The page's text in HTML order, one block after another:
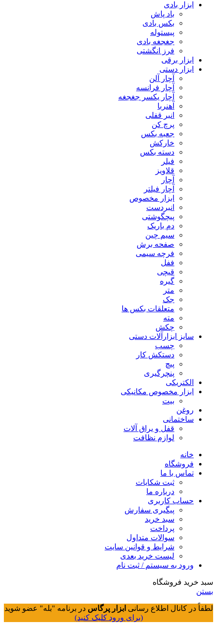
ابزار بادی
باد پاش
بکس بادی
پیستوله
جغجغه بادی
فرز انگشتی
ابزار برقی
ابزار دستی
آچار آلن
آچار فرانسه
آچار یکسر جغجغه
آهنربا
انبر قفلی
پرچ کن
جعبه بکس
خارکش
دسته بکس
فیلر
قلاویز
آچار
آچار فیلتر
ابزار مخصوص
انبردست
پیچگوشتی
دم باریک
سیم چین
صفحه برش
فرچه سیمی
ففل
قیچی
گیره
متر
جک
متعلقات بکس ها
مته
چکش
سایز ابزارآلات دستی
چسب
دستکش کار
پیچ
پنچرگیری
الکتریکی
ابزار مخصوص مکانیکی
بیت
روغن
ساختمانی
قفل و یراق آلات
لوازم نظافت
خانه
فروشگاه
تماس با ما
ثبت شکایات
درباره ما
حساب کاربری
پیگیری سفارش
سبد خرید
پرداخت
سوالات متداول
شرایط و قوانین سایت
لیست خرید بعدی
ورود به سیستم / ثبت نام
سبد خرید فروشگاه
بستن
لطفاً در کانال اطلاع رسانی ابزار پرگاس در برنامه "بله" عضو شوید
(برای ورود کلیک کنید)